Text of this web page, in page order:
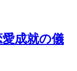
成就の儀